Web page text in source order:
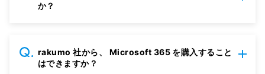
か？
rakumo 社から、 Microsoft 365 を購入すること
はできますか？